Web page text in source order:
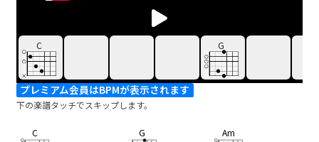
C G
プレミアム会員はBPMが表示されます
下の楽譜タッチでスキップします。
C G Am